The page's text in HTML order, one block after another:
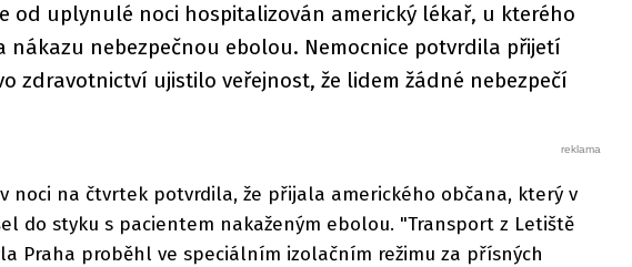
od uplynulé noci hospitalizován americký lékař, u kterého
nákazu nebezpečnou ebolou. Nemocnice potvrdila přijetí
zdravotnictví ujistilo veřejnost, že lidem žádné nebezpečí
v noci na čtvrtek potvrdila, že přijala amerického občana, který v
do styku s pacientem nakaženým ebolou. "Transport z Letiště
Praha proběhl ve speciálním izolačním režimu za přísných